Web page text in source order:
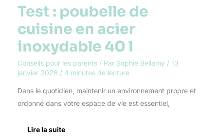
Test : poubelle de
cuisine en acier
inoxydable 40 l
Conseils pour les parents/ Par Sophie Bellamy / 13
janvier 2026 / 4 minutes de lecture
Dans le quotidien, maintenir un environnement propre et
ordonné dans votre espace de vie est essentiel,
Lire la suite